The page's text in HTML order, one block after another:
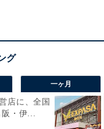
れそうだから」
一ヶ月
店に、全国
・伊...